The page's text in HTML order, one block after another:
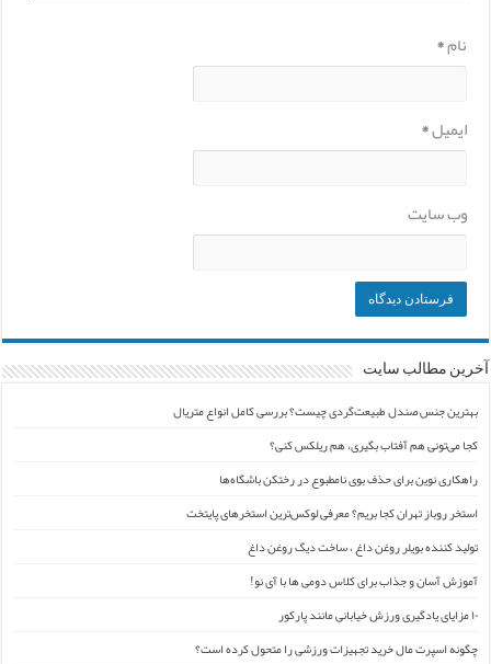
نام*
ایمیل*
وب‌ سایت
آخرین مطالب سایت
بهترین جنس صندل طبیعت‌گردی چیست؟ بررسی کامل انواع متریال
کجا می‌تونی هم آفتاب بگیری، هم ریلکس کنی؟
راهکاری نوین برای حذف بوی نامطبوع در رختکن باشگاه‌ها
استخر روباز تهران کجا بریم؟ معرفی لوکس‌ترین استخرهای پایتخت
تولید کننده بویلر روغن داغ ، ساخت دیگ روغن داغ
آموزش آسان و جذاب برای کلاس دومی ها با آی نو!
۱۰ مزایای یادگیری ورزش خیابانی مانند پارکور
چگونه اسپرت مال خرید تجهیزات ورزشی را متحول کرده است؟